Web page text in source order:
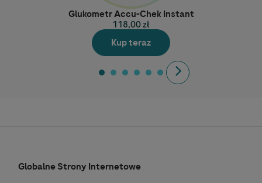
Glukometr Accu-Chek Instant
118,00 zł
Kup teraz
Next
Globalne Strony Internetowe